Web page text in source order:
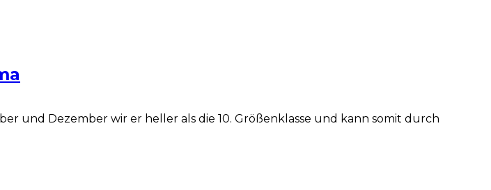
und Dezember wir er heller als die 10. Größenklasse und kann somit durch